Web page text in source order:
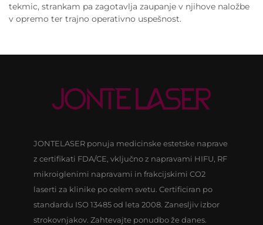
tekmic, strankam pa zagotavlja zaupanje v njihove naložbe
v opremo ter trajno operativno uspešnost.
JONTELASER ponuja medicinske estetske naprave
z certifikati FDA/CE, vključno z napravami HIFU, RF
mikroiglenimi napravami in frakcijskimi CO2
laserti za klinike po celem svetu. Certificiran po
standardu ISO 13485 od leta 2008. Zanesljiv izbor
strokovnjakov. Zahtevajte ponudbo že danes.